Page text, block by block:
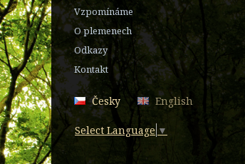
Vzpomínáme
O plemenech
Odkazy
Kontakt
Česky English
Select Language ▼